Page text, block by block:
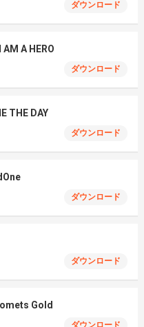
ダウンロード
A HERO
ダウンロード
THE DAY
ダウンロード
ダウンロード
ダウンロード
Gold
ダウンロード